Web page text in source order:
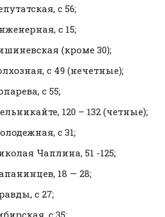
с 56;
с 15;
(кроме 30);
с 49 (нечетные);
с 55;
120 – 132 (четные);
с 31;
Чаплина, 51 -125;
18 — 28;
с 27;